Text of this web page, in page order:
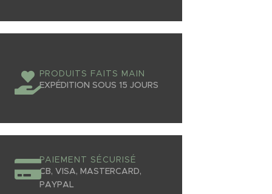
PRODUITS FAITS MAIN
EXPÉDITION SOUS 15 JOURS
PAIEMENT SÉCURISÉ
CB, VISA, MASTERCARD,
PAYPAL